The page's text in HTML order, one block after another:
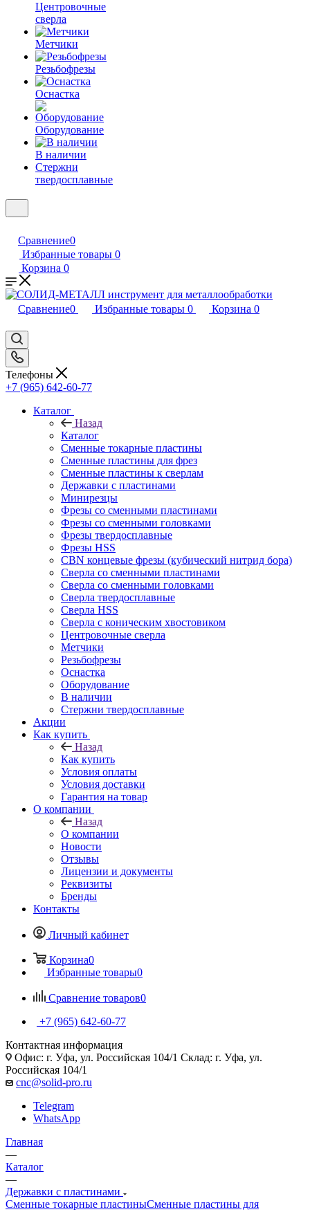
Центровочные
сверла
Метчики
Резьбофрезы
Оснастка
Оборудование
В наличии
Стержни
твердосплавные
Сравнение0
Избранные товары 0
Корзина 0
Сравнение0 Избранные товары 0 Корзина 0
Телефоны
+7 (965) 642-60-77
Каталог
Назад
Каталог
Сменные токарные пластины
Сменные пластины для фрез
Сменные пластины к сверлам
Державки с пластинами
Минирезцы
Фрезы со сменными пластинами
Фрезы со сменными головками
Фрезы твердосплавные
Фрезы HSS
CBN концевые фрезы (кубический нитрид бора)
Сверла со сменными пластинами
Сверла со сменными головками
Сверла твердосплавные
Сверла HSS
Сверла с коническим хвостовиком
Центровочные сверла
Метчики
Резьбофрезы
Оснастка
Оборудование
В наличии
Стержни твердосплавные
Акции
Как купить
Назад
Как купить
Условия оплаты
Условия доставки
Гарантия на товар
О компании
Назад
О компании
Новости
Отзывы
Лицензии и документы
Реквизиты
Бренды
Контакты
Личный кабинет
Корзина0
Избранные товары0
Сравнение товаров0
+7 (965) 642-60-77
Контактная информация
Офис: г. Уфа, ул. Российская 104/1 Склад: г. Уфа, ул.
Российская 104/1
cnc@solid-pro.ru
Telegram
WhatsApp
Главная
—
Каталог
—
Державки с пластинами
Сменные токарные пластиныСменные пластины для